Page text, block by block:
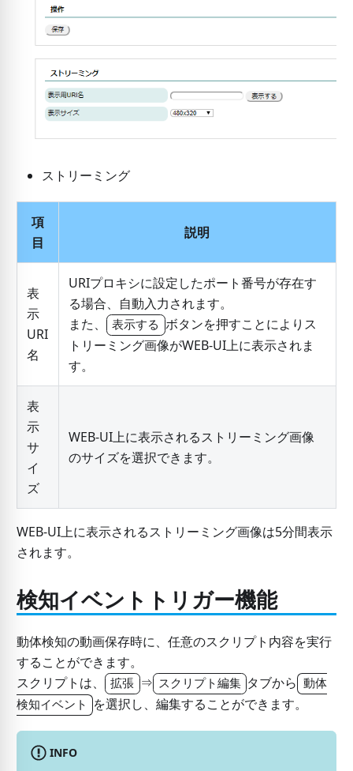
ストリーミング
項
目
説明
表
示
URI
名
URIプロキシに設定したポート番号が存在す
る場合、自動入力されます。
また、
表示する ボタンを押すことによりス
トリーミング画像がWEB-UI上に表示されま
す。
表
示
サ
イ
ズ
WEB-UI上に表示されるストリーミング画像
のサイズを選択できます。
WEB-UI上に表示されるストリーミング画像は5分間表示
されます。
検知イベントトリガー機能
動体検知の動画保存時に、任意のスクリプト内容を実行
することができます。
スクリプトは、
拡張 ⇒ スクリプト編集 タブから 動体
検知イベント
を選択し、編集することができます。
INFO